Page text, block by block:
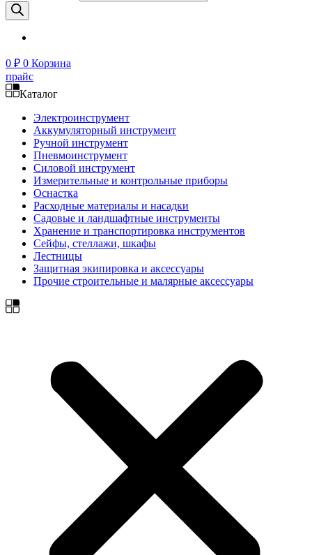
0 ₽ 0 Корзина
прайс
Каталог
Электроинструмент
Аккумуляторный инструмент
Ручной инструмент
Пневмоинструмент
Силовой инструмент
Измерительные и контрольные приборы
Оснастка
Расходные материалы и насадки
Садовые и ландшафтные инструменты
Хранение и транспортировка инструментов
Сейфы, стеллажи, шкафы
Лестницы
Защитная экипировка и аксессуары
Прочие строительные и малярные аксессуары